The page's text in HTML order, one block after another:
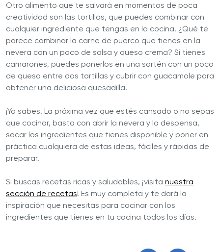
Otro alimento que te salvará en momentos de poca
creatividad son las tortillas, que puedes combinar con
cualquier ingrediente que tengas en la cocina. ¿Qué te
parece combinar la carne de puerco que tienes en la
nevera con un poco de salsa y queso crema? Si tienes
camarones, puedes ponerlos en una sartén con un poco
de queso entre dos tortillas y cubrir con guacamole para
obtener una deliciosa quesadilla.
¡Ya sabes! La próxima vez que estés cansado o no sepas
que cocinar, basta con abrir la nevera y la despensa,
sacar los ingredientes que tienes disponible y poner en
práctica cualquiera de estas ideas, fáciles y rápidas de
preparar.
Si buscas recetas ricas y saludables, ¡visita nuestra
sección de recetas! Es muy completa y te dará la
inspiración que necesitas para cocinar con los
ingredientes que tienes en tu cocina todos los días.